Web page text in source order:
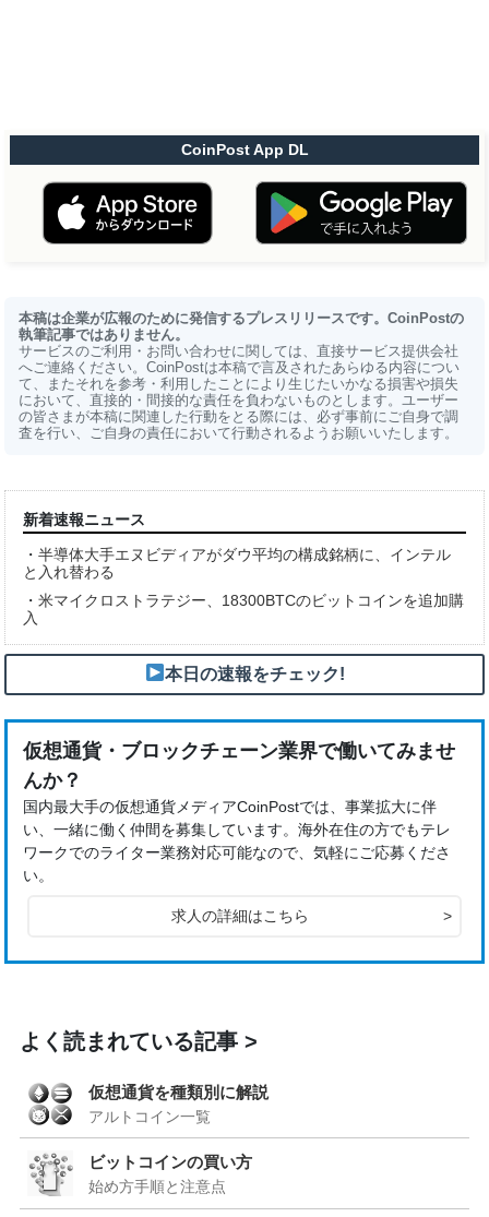
CoinPost App DL
本稿は企業が広報のために発信するプレスリリースです。CoinPostの
執筆記事ではありません。
サービスのご利用・お問い合わせに関しては、直接サービス提供会社
へご連絡ください。CoinPostは本稿で言及されたあらゆる内容につい
て、またそれを参考・利用したことにより生じたいかなる損害や損失
において、直接的・間接的な責任を負わないものとします。ユーザー
の皆さまが本稿に関連した行動をとる際には、必ず事前にご自身で調
査を行い、ご自身の責任において行動されるようお願いいたします。
新着速報ニュース
・半導体大手エヌビディアがダウ平均の構成銘柄に、インテル
と入れ替わる
・米マイクロストラテジー、18300BTCのビットコインを追加購
入
本日の速報をチェック!
仮想通貨・ブロックチェーン業界で働いてみませ
んか？
国内最大手の仮想通貨メディアCoinPostでは、事業拡大に伴
い、一緒に働く仲間を募集しています。海外在住の方でもテレ
ワークでのライター業務対応可能なので、気軽にご応募くださ
い。
求人の詳細はこちら >
よく読まれている記事
仮想通貨を種類別に解説
アルトコイン一覧
ビットコインの買い方
始め方手順と注意点